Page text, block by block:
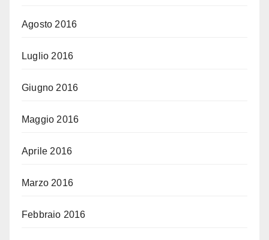
Agosto 2016
Luglio 2016
Giugno 2016
Maggio 2016
Aprile 2016
Marzo 2016
Febbraio 2016